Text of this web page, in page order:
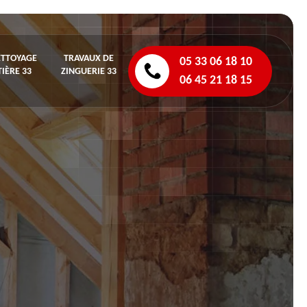
33
TRAVAUX DE
ZINGUERIE 33
05 33 06 18 10
06 45 21 18 15